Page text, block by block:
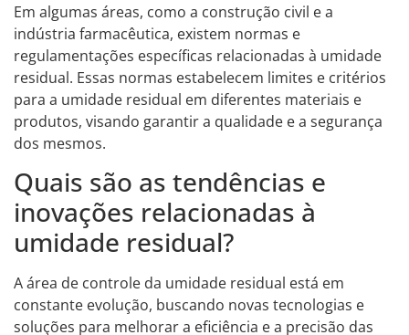
Em algumas áreas, como a construção civil e a
indústria farmacêutica, existem normas e
regulamentações específicas relacionadas à umidade
residual. Essas normas estabelecem limites e critérios
para a umidade residual em diferentes materiais e
produtos, visando garantir a qualidade e a segurança
dos mesmos.
Quais são as tendências e
inovações relacionadas à
umidade residual?
A área de controle da umidade residual está em
constante evolução, buscando novas tecnologias e
soluções para melhorar a eficiência e a precisão das